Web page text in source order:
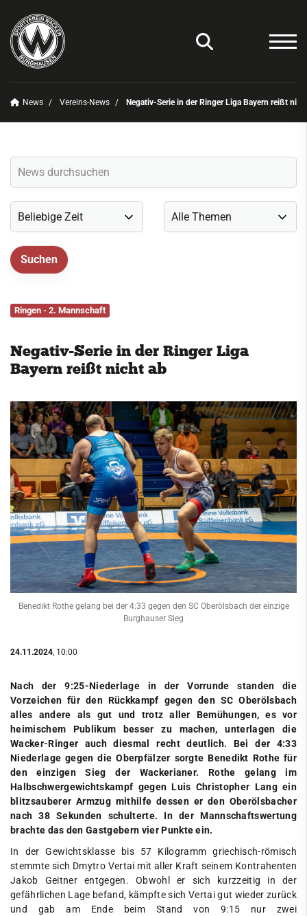
News Vereins-News Negativ-Serie in der Ringer Liga Bayern reißt
Ringen - 2. Mannschaft
Negativ-Serie in der Ringer Liga
Bayern reißt nicht ab
Benedikt Rothe gelang bei der 4:33 gegen den SC Oberölsbach der einzige
Burghauser Sieg
24.11.2024 , 10:00
Nach der 9:25-Niederlage in der Vorrunde standen die
Vorzeichen für den Rückkampf gegen den SC Oberölsbach
alles andere als gut und trotz aller Bemühungen, es vor
heimischem Publikum besser zu machen, unterlagen die
Wacker-Ringer auch diesmal recht deutlich. Bei der 4:33
Niederlage gegen die Oberpfälzer sorgte Benedikt Rothe für
den einzigen Sieg der Wackerianer. Rothe gelang im
Halbschwergewichtskampf gegen Luis Christopher Lang ein
blitzsauberer Armzug mithilfe dessen er den Oberölsbacher
nach 38 Sekunden schulterte. In der Mannschaftswertung
brachte das den Gastgebern vier Punkte ein.
In der Gewichtsklasse bis 57 Kilogramm griechisch-römisch
stemmte sich Dmytro Vertai mit aller Kraft seinem Kontrahenten
Jakob Geitner entgegen. Obwohl er sich kurzzeitig in der
gefährlichen Lage befand, kämpfte sich Vertai gut wieder zurück
und gab am Ende beim Stand von 9:15 nur zwei
Vereins-News
Vereins-App/Vereinszeitung
Onlineshop
Sportdeutschland-News
Kontakt